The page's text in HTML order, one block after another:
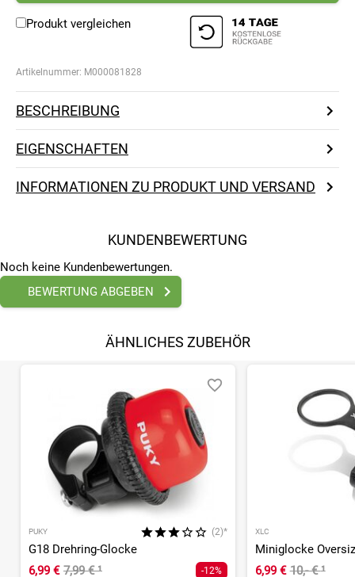
Produkt vergleichen
Artikelnummer: M000081828
BESCHREIBUNG
EIGENSCHAFTEN
INFORMATIONEN ZU PRODUKT UND VERSAND
KUNDENBEWERTUNG
Noch keine Kundenbewertungen.
BEWERTUNG ABGEBEN
ÄHNLICHES ZUBEHÖR
PUKY (2)*
G18 Drehring-Glocke
6,99 € 7,99 €¹ -12%
XLC
6,99 € 10,- €¹